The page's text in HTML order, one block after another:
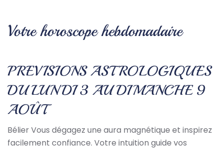
Votre horoscope hebdomadaire
PREVISIONS ASTROLOGIQUES
DU LUNDI 3 AU DIMANCHE 9
AOÛT
Bélier Vous dégagez une aura magnétique et inspirez
facilement confiance. Votre intuition guide vos